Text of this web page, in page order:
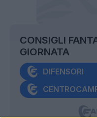
CONSIGLI
GIORNATA
DIFENSORI